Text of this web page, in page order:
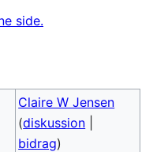
side.
Claire W Jensen
(diskussion
bidrag)